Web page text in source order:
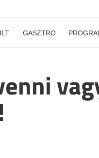
GASZTRO